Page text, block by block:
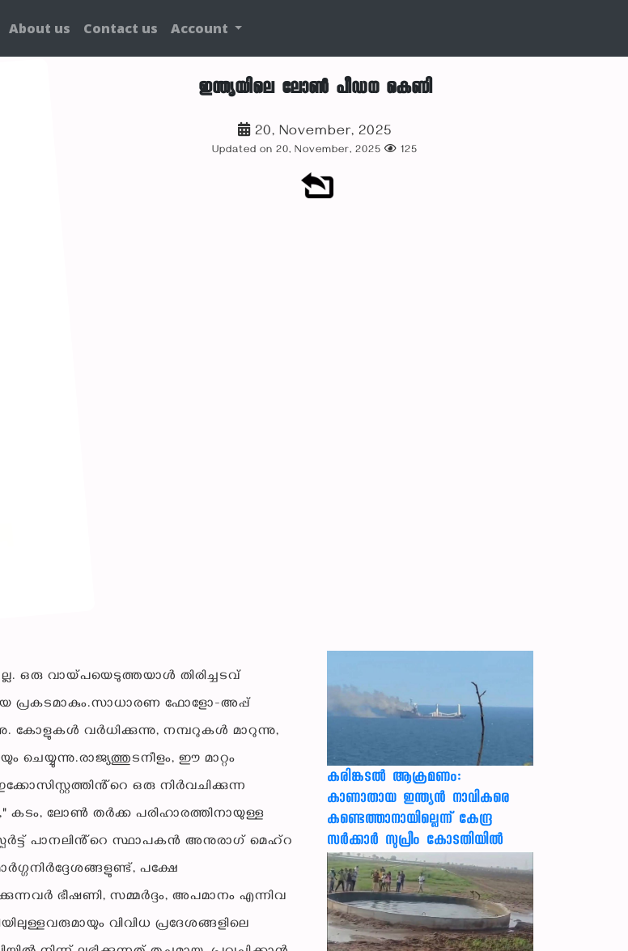
About us Contact us Account
ഇന്ത്യയിലെ ലോൺ പീഡന കെണി
20, November, 2025
Updated on 20, November, 2025 125
ഒരു വായ്പയെടുത്തയാൾ തിരിച്ചടവ്
പ്രകടമാകും.സാധാരണ ഫോളോ-അപ്പ്
കോളുകൾ വർധിക്കുന്നു, നമ്പറുകൾ മാറുന്നു,
ഈ മാറ്റം
ഒരു നിർവചിക്കുന്ന
കടം, ലോൺ തർക്ക പരിഹാരത്തിനായുള്ള
പാനലിൻ്റെ സ്ഥാപകൻ അനുരാഗ് മെഹ്റ
പക്ഷേ
ഭീഷണി, സമ്മർദ്ദം, അപമാനം എന്നിവ
വിവിധ പ്രദേശങ്ങളിലെ
കരിങ്കടൽ ആക്രമണം:
കാണാതായ ഇന്ത്യൻ നാവികരെ
കണ്ടെത്താനായില്ലെന്ന് കേന്ദ്ര
സർക്കാർ സുപ്രീം കോടതിയിൽ